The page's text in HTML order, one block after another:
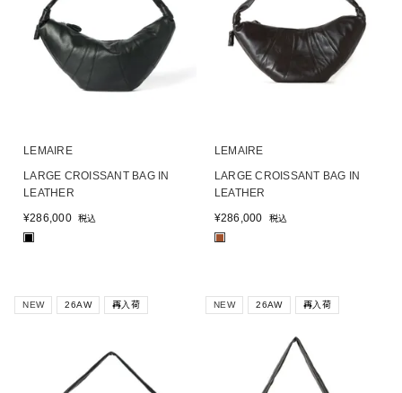
LEMAIRE
LARGE CROISSANT BAG IN
LEATHER
¥286,000 税込
LEMAIRE
LARGE CROISSANT BAG IN
LEATHER
¥286,000 税込
NEW 26AW 再入荷 NEW 26AW 再入荷